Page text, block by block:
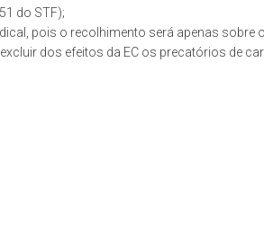
do STF);
pois o recolhimento será apenas sobre
dos efeitos da EC os precatórios de